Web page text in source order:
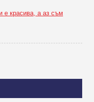
е красива, а аз съм